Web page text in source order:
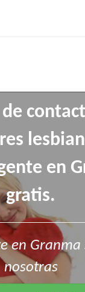
en
gratis.
en
nosotras